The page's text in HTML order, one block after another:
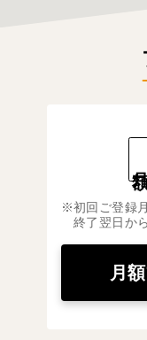
初回ご登録
終了翌日か
月